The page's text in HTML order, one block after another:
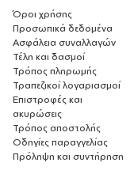
Όροι χρήσης
Προσωπικά δεδομένα
Ασφάλεια συναλλαγών
Τέλη και δασμοί
Τρόπος πληρωμής
Τραπεζικοί λογαριασμοί
Επιστροφές και
ακυρώσεις
Τρόπος αποστολής
Οδηγίες παραγγελίας
Πρόληψη και συντήρηση